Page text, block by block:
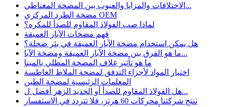
الاختلافات والمزايا والعيوب بين المضخة المغناطي...
مضخة الطرد المركزي OEM
لماذا صب الفولاذ المقاوم للصدأ للمكره؟
فهم مضخات الآبار العميقة
هل يمكن استخدام مضخة الآبار العميقة في بئر ضحلة؟
ما هو الفرق بين مضخة الآبار العميقة ومضخة الآبا...
ما هو تأثير غلاف المضخة المطلي بالمينا
اختيار المواد لأجزاء التدفق لمضخة الملاط الغاطسة
المعلمات الرئيسية لمضخة الطين
هل الفولاذ المقاوم للصدأ أو الحديد الزهر أفضل ل...
تنتج شركتنا محركات 60 هرتز، فلا تتردد في الاستفسار